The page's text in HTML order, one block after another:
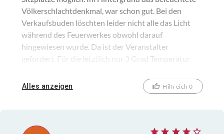
Völkerschlachtdenkmal, war schon gut. Bei den
Verkaufsbuden löschten leider nicht alle das Licht
während des Feuerwerkes obwohl darauf
hingewiesen wurde. Da ist der Veranstalter
gefordert. Für die letztlich nur 3 Grad Temperatur
überlegenswert, ob diese Veranstaltungen für fast
November nicht zu spät angesetzt sind.
Alles anzeigen Hilfreich 0